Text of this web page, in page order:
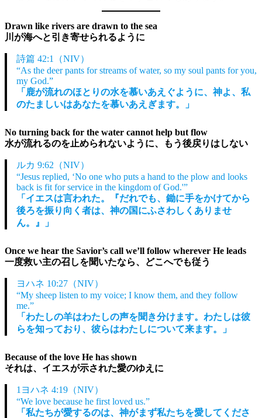
Drawn like rivers are drawn to the sea
川が海へと引き寄せられるように
詩篇 42:1（NIV）
“As the deer pants for streams of water, so my soul pants for you,
my God.”
「鹿が流れのほとりの水を慕いあえぐように、神よ、私
のたましいはあなたを慕いあえぎます。」
No turning back for the water cannot help but flow
水が流れるのを止められないように、もう後戻りはしない
ルカ 9:62（NIV）
“Jesus replied, ‘No one who puts a hand to the plow and looks
back is fit for service in the kingdom of God.'”
「イエスは言われた。『だれでも、鋤に手をかけてから
後ろを振り向く者は、神の国にふさわしくありませ
ん。』」
Once we hear the Savior’s call we’ll follow wherever He leads
一度救い主の召しを聞いたなら、どこへでも従う
ヨハネ 10:27（NIV）
“My sheep listen to my voice; I know them, and they follow
me.”
「わたしの羊はわたしの声を聞き分けます。わたしは彼
らを知っており、彼らはわたしについて来ます。」
Because of the love He has shown
それは、イエスが示された愛のゆえに
1ヨハネ 4:19（NIV）
“We love because he first loved us.”
「私たちが愛するのは、神がまず私たちを愛してくださ